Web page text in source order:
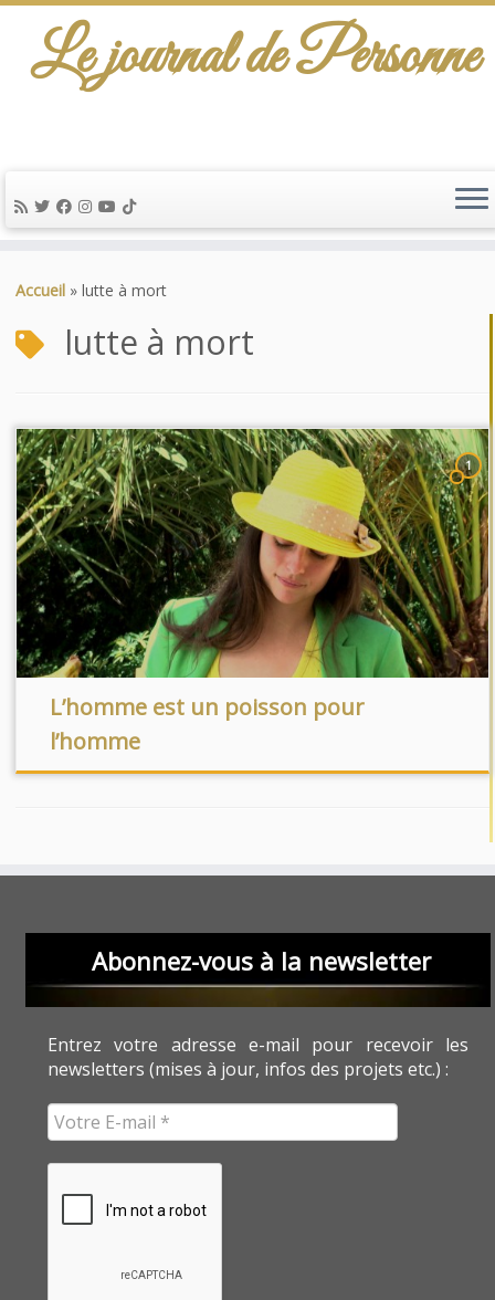
au
Le journal de Personne
Accueil » lutte à mort
lutte à mort
1
L’homme est un poisson pour
l’homme
Abonnez-vous à la newsletter
Entrez votre adresse e-mail pour recevoir les
newsletters (mises à jour, infos des projets etc.) :